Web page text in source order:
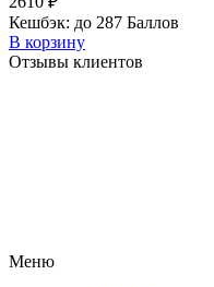
Кешбэк: до 287 Баллов
В корзину
Отзывы клиентов
Меню